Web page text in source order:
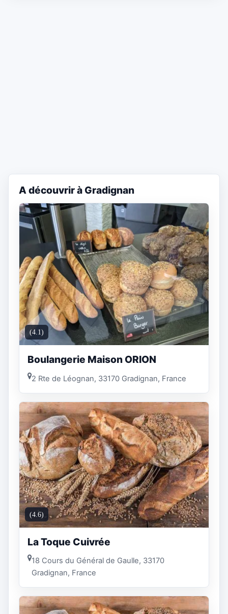
A découvrir à Gradignan
(4.1)
Boulangerie Maison ORION
2 Rte de Léognan, 33170 Gradignan, France
(4.6)
La Toque Cuivrée
18 Cours du Général de Gaulle, 33170
Gradignan, France